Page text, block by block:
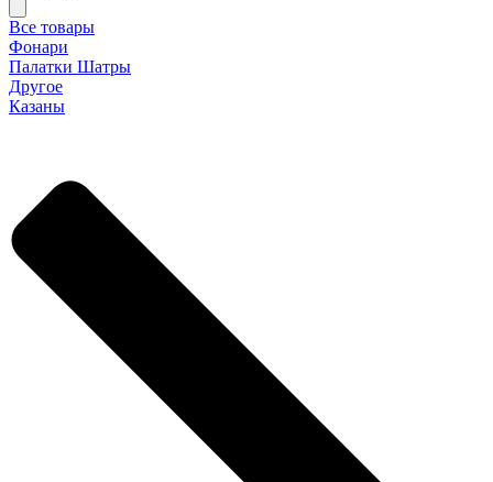
Все товары
Фонари
Палатки Шатры
Другое
Казаны